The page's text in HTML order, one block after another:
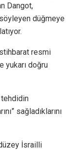
Dangot,
düğmeye
resmi
yukarı doğru
sağladıklarını
İsrailli